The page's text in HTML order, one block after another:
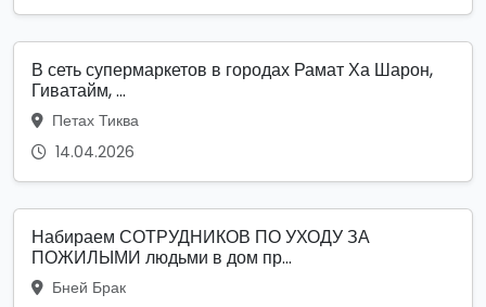
В сеть супермаркетов в городах Рамат Ха Шарон,
Гиватайм, ...
Петах Тиква
14.04.2026
Набираем СОТРУДНИКОВ ПО УХОДУ ЗА
ПОЖИЛЫМИ людьми в дом пр...
Бней Брак